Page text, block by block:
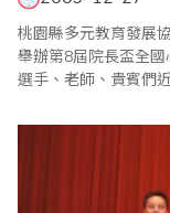
桃園縣多元教育發展
舉辦第8屆院長盃全
選手、老師、貴賓們近800名參與盛
聽力、記憶力、判斷
提升的功能，目前除